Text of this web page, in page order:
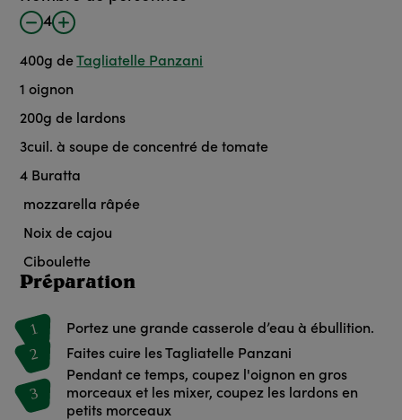
4
400g deTagliatelle Panzani
1 oignon
200g de lardons
3cuil. à soupe de concentré de tomate
4 Buratta
mozzarella râpée
Noix de cajou
Ciboulette
Préparation
1 Portez une grande casserole d’eau à ébullition.
2 Faites cuire les Tagliatelle Panzani
3
Pendant ce temps, coupez l'oignon en gros
morceaux et les mixer, coupez les lardons en
petits morceaux